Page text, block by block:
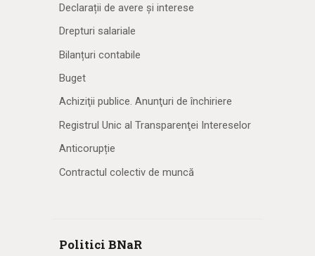
Declarații de avere și interese
Drepturi salariale
Bilanțuri contabile
Buget
Achiziţii publice. Anunţuri de închiriere
Registrul Unic al Transparenţei Intereselor
Anticorupție
Contractul colectiv de muncă
Politici BNaR